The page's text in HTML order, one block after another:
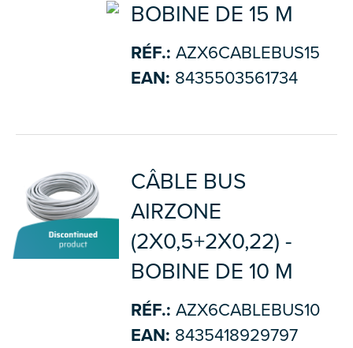
BOBINE DE 15 M
RÉF.: AZX6CABLEBUS15
EAN: 8435503561734
CÂBLE BUS
AIRZONE
(2X0,5+2X0,22) -
BOBINE DE 10 M
RÉF.: AZX6CABLEBUS10
EAN: 8435418929797